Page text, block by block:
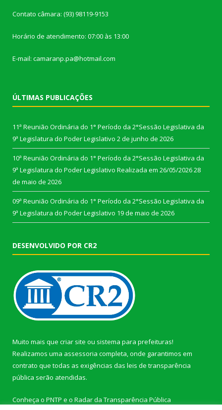
Contato câmara: (93) 98119-9153
Horário de atendimento: 07:00 às 13:00
E-mail: camaranp.pa@hotmail.com
ÚLTIMAS PUBLICAÇÕES
11ª Reunião Ordinária do 1° Período da 2°Sessão Legislativa da
9ª Legislatura do Poder Legislativo 2 de junho de 2026
10ª Reunião Ordinária do 1° Período da 2°Sessão Legislativa da
9ª Legislatura do Poder Legislativo Realizada em 26/05/202628
de maio de 2026
09ª Reunião Ordinária do 1° Período da 2°Sessão Legislativa da
9ª Legislatura do Poder Legislativo 19 de maio de 2026
DESENVOLVIDO POR CR2
Muito mais que criar site ou sistema para prefeituras!
Realizamos uma assessoria completa, onde garantimos em
contrato que todas as exigências das leis de transparência
pública serão atendidas.
Conheça o PNTP e o Radar da Transparência Pública